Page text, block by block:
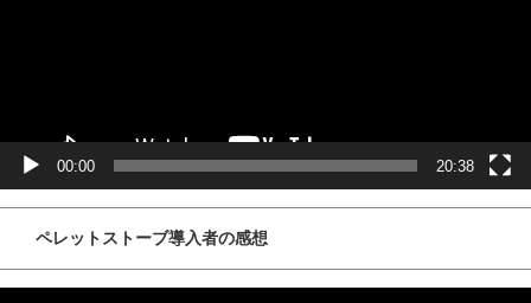
00:00 20:38
ペレットストーブ導入者の感想